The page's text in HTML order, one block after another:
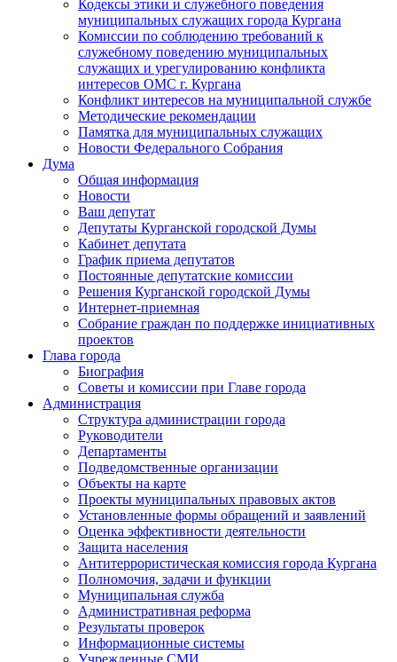
Кодексы этики и служебного поведения
муниципальных служащих города Кургана
Комиссии по соблюдению требований к
служебному поведению муниципальных
служащих и урегулированию конфликта
интересов ОМС г. Кургана
Конфликт интересов на муниципальной службе
Методические рекомендации
Памятка для муниципальных служащих
Новости Федерального Cобрания
Дума
Общая информация
Новости
Ваш депутат
Депутаты Курганской городской Думы
Кабинет депутата
График приема депутатов
Постоянные депутатские комиссии
Решения Курганской городской Думы
Интернет-приемная
Собрание граждан по поддержке инициативных
проектов
Глава города
Биография
Советы и комиссии при Главе города
Администрация
Структура администрации города
Руководители
Департаменты
Подведомственные организации
Объекты на карте
Проекты муниципальных правовых актов
Установленные формы обращений и заявлений
Оценка эффективности деятельности
Защита населения
Антитеррористическая комиссия города Кургана
Полномочия, задачи и функции
Муниципальная служба
Административная реформа
Результаты проверок
Информационные системы
Учрежденные СМИ